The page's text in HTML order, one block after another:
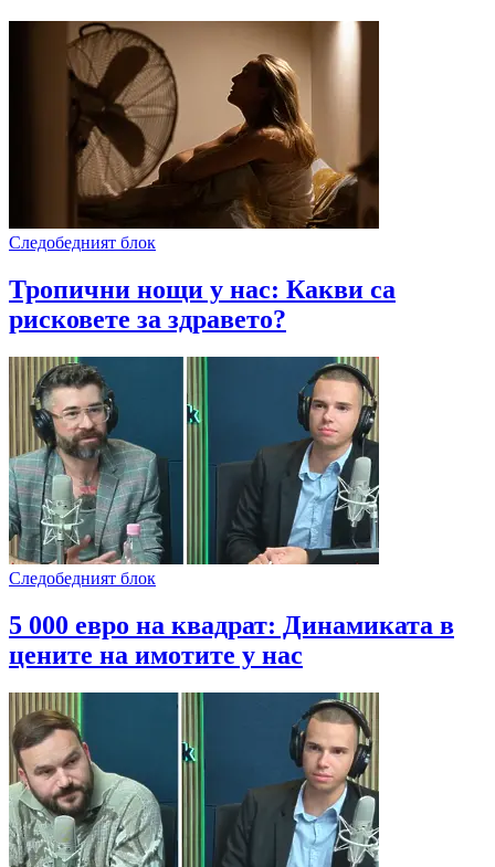
Следобедният блок
Тропични нощи у нас: Какви са
рисковете за здравето?
Следобедният блок
5 000 евро на квадрат: Динамиката в
цените на имотите у нас